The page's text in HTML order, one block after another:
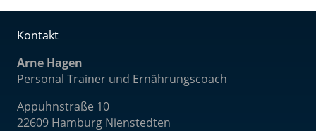
Kontakt
Arne Hagen
Personal Trainer und Ernährungscoach
Appuhnstraße 10
22609 Hamburg Nienstedten